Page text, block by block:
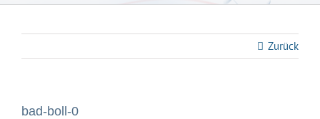
Zurück
bad-boll-0